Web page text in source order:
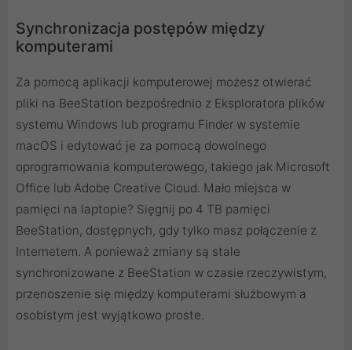
Synchronizacja postępów między
komputerami
Za pomocą aplikacji komputerowej możesz otwierać
pliki na BeeStation bezpośrednio z Eksploratora plików
systemu Windows lub programu Finder w systemie
macOS i edytować je za pomocą dowolnego
oprogramowania komputerowego, takiego jak Microsoft
Office lub Adobe Creative Cloud. Mało miejsca w
pamięci na laptopie? Sięgnij po 4 TB pamięci
BeeStation, dostępnych, gdy tylko masz połączenie z
Internetem. A ponieważ zmiany są stale
synchronizowane z BeeStation w czasie rzeczywistym,
przenoszenie się między komputerami służbowym a
osobistym jest wyjątkowo proste.